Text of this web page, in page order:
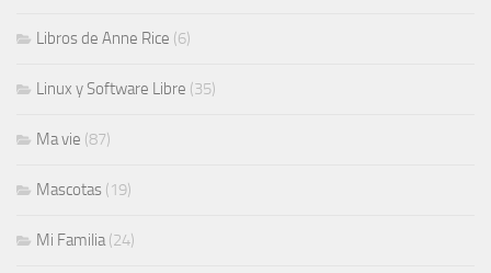
Libros de Anne Rice (6)
Linux y Software Libre (35)
Ma vie (87)
Mascotas (19)
Mi Familia(24)